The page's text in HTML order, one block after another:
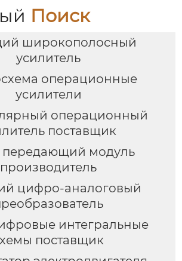
Поиск
широкополосный
усилитель
операционные
усилители
операционный
поставщик
передающий модуль
производитель
цифро-аналоговый
интегральные
поставщик